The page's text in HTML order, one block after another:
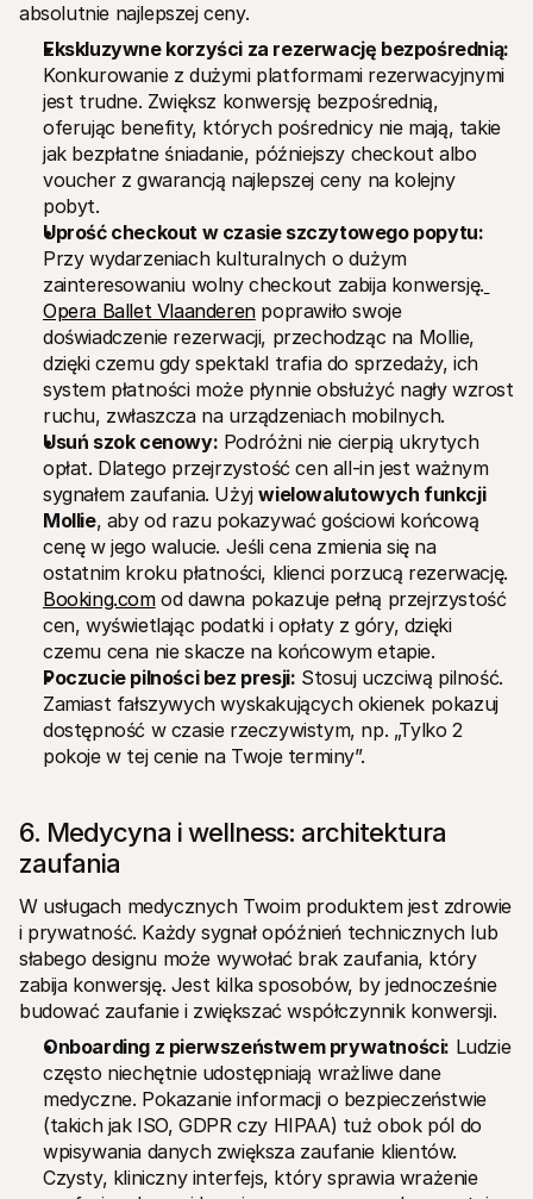
absolutnie najlepszej ceny.
Ekskluzywne korzyści za rezerwację bezpośrednią:
Konkurowanie z dużymi platformami rezerwacyjnymi
jest trudne. Zwiększ konwersję bezpośrednią,
oferując benefity, których pośrednicy nie mają, takie
jak bezpłatne śniadanie, późniejszy checkout albo
voucher z gwarancją najlepszej ceny na kolejny
pobyt.
Przy wydarzeniach kulturalnych o dużym
zainteresowaniu wolny checkout zabija konwersję.
Opera Ballet Vlaanderen poprawiło swoje
doświadczenie rezerwacji, przechodząc na Mollie,
dzięki czemu gdy spektakl trafia do sprzedaży, ich
system płatności może płynnie obsłużyć nagły wzrost
ruchu, zwłaszcza na urządzeniach mobilnych.
Usuń szok cenowy: Podróżni nie cierpią ukrytych
opłat. Dlatego przejrzystość cen all-in jest ważnym
sygnałem zaufania. Użyj wielowalutowych funkcji
Mollie, aby od razu pokazywać gościowi końcową
cenę w jego walucie. Jeśli cena zmienia się na
Booking.com od dawna pokazuje pełną przejrzystość
cen, wyświetlając podatki i opłaty z góry, dzięki
czemu cena nie skacze na końcowym etapie.
Poczucie pilności bez presji: Stosuj uczciwą pilność.
Zamiast fałszywych wyskakujących okienek pokazuj
dostępność w czasie rzeczywistym, np. „Tylko 2
pokoje w tej cenie na Twoje terminy”.
6. Medycyna i wellness: architektura
zaufania
W usługach medycznych Twoim produktem jest zdrowie
i prywatność. Każdy sygnał opóźnień technicznych lub
słabego designu może wywołać brak zaufania, który
zabija konwersję. Jest kilka sposobów, by jednocześnie
budować zaufanie i zwiększać współczynnik konwersji.
Onboarding z pierwszeństwem prywatności: Ludzie
często niechętnie udostępniają wrażliwe dane
medyczne. Pokazanie informacji o bezpieczeństwie
(takich jak ISO, GDPR czy HIPAA) tuż obok pól do
wpisywania danych zwiększa zaufanie klientów.
Czysty, kliniczny interfejs, który sprawia wrażenie